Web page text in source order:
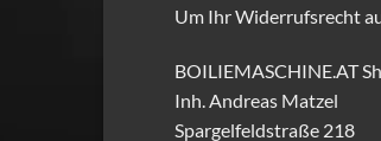
Um Ihr Widerrufsrecht
BOILIEMASCHINE.AT
Inh. Andreas Matzel
Spargelfeldstraße 218